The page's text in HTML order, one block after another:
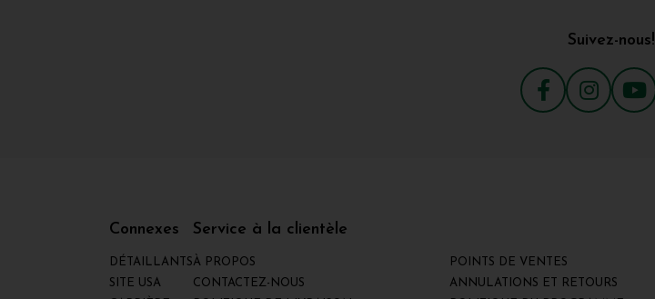
Suivez-nous!
Connexes
DÉTAILLANTS
SITE USA
Service à la clientèle
À PROPOS
CONTACTEZ-NOUS
POINTS DE VENTES
ANNULATIONS ET RETOURS